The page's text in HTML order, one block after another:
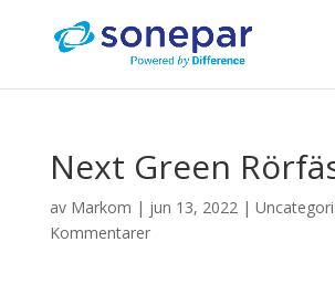
Next Green
av Markom | jun 13, 2022|
Kommentarer